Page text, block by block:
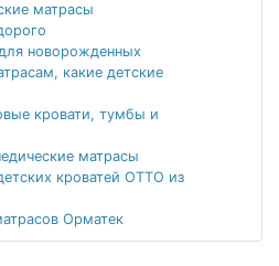
матрасы
новорожденных
какие детские
кровати, тумбы и
матрасы
кроватей ОТТО из
Орматек